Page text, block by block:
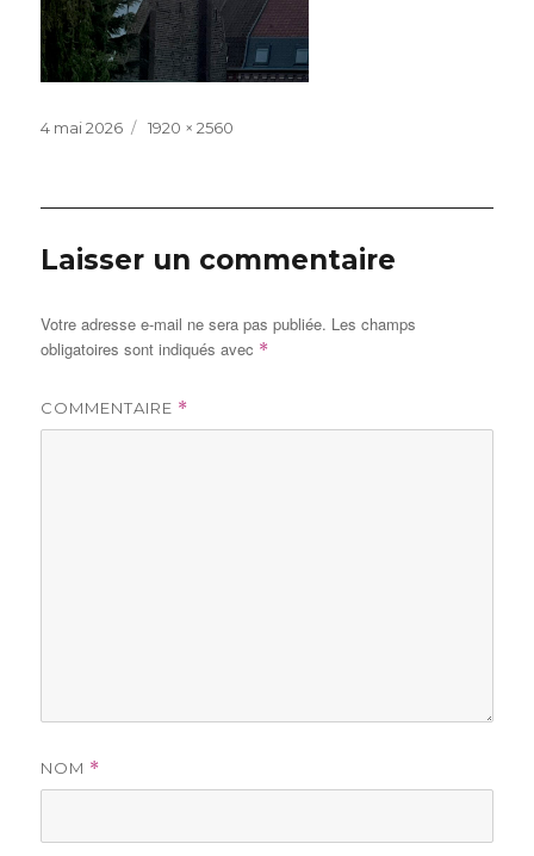
Publié
4 mai 2026
Taille
1920 × 2560
Laisser un commentaire
Votre adresse e-mail ne sera pas publiée. Les champs
obligatoires sont indiqués avec *
COMMENTAIRE *
NOM *